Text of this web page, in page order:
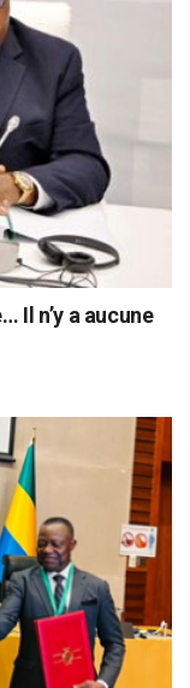
Il n’y a aucune